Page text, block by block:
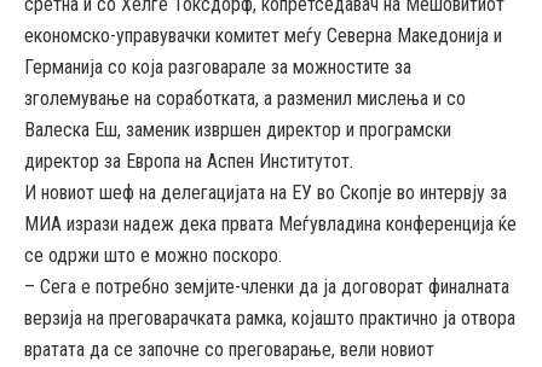
економско-управувачки комитет меѓу Северна Македонија и
Германија со која разговарале за можностите за
зголемување на соработката, а разменил мислења и со
Валеска Еш, заменик извршен директор и програмски
директор за Европа на Аспен Институтот.
И новиот шеф на делегацијата на ЕУ во Скопје во интервју за
МИА изрази надеж дека првата Меѓувладина конференција ќе
се одржи што е можно поскоро.
– Сега е потребно земјите-членки да ја договорат финалната
верзија на преговарачката рамка, којашто практично ја отвора
вратата да се започне со преговарање, вели новиот